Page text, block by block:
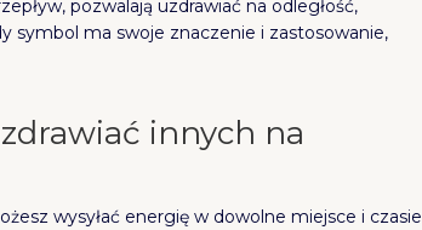
pozwalają uzdrawiać na odległość,
symbol ma swoje znaczenie i zastosowanie,
innych na
wysyłać energię w dowolne miejsce i czasie